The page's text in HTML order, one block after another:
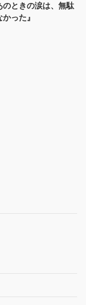
のときの涙は、無駄
かった』